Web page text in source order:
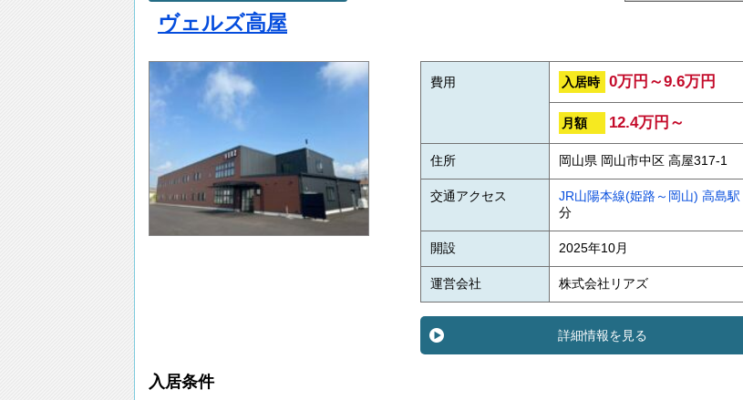
ヴェルズ高屋
費用 入居時 0万円～9.6万円
月額 12.4万円～
住所 岡山県 岡山市中区 高屋317-1
交通アクセス JR山陽本線(姫路～岡山) 高島駅
分
開設 2025年10月
運営会社 株式会社リアズ
詳細情報を見る
入居条件